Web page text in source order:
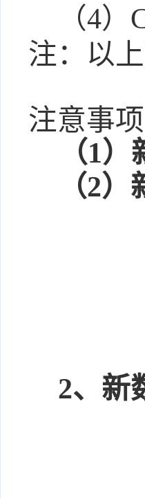
（4）
注：以
注意事项
（1）
（2）
2、 新